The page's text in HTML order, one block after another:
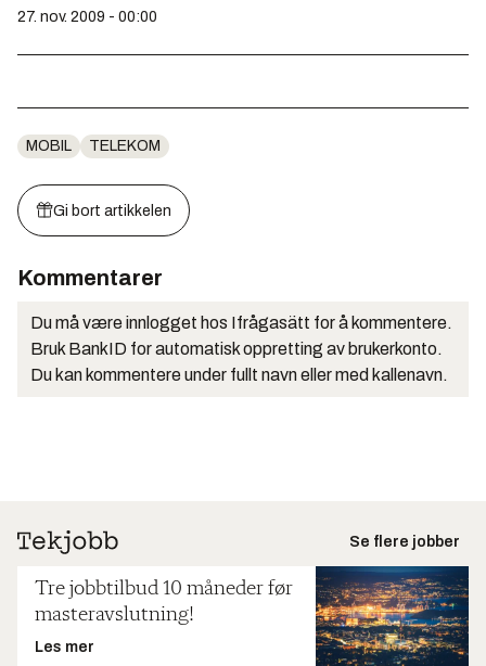
27. nov. 2009 - 00:00
MOBIL TELEKOM
Gi bort artikkelen
Kommentarer
Du må være innlogget hos Ifrågasätt for å kommentere.
Bruk BankID for automatisk oppretting av brukerkonto.
Du kan kommentere under fullt navn eller med kallenavn.
Se flere jobber
Tre jobbtilbud 10 måneder før
masteravslutning!
Les mer